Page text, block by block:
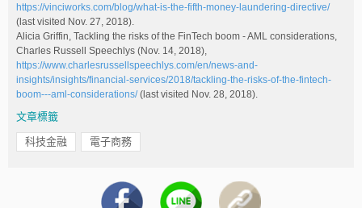
https://vinciworks.com/blog/what-is-the-fifth-money-laundering-directive/
(last visited Nov. 27, 2018).
Alicia Griffin, Tackling the risks of the FinTech boom - AML considerations,
Charles Russell Speechlys (Nov. 14, 2018),
https://www.charlesrussellspeechlys.com/en/news-and-
insights/insights/financial-services/2018/tackling-the-risks-of-the-fintech-
boom---aml-considerations/(last visited Nov. 28, 2018).
文章標籤
科技金融 電子商務